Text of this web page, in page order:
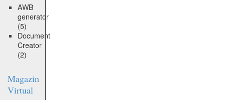
AWB
generator
(5)
Document
Creator
(2)
Magazin
Virtual